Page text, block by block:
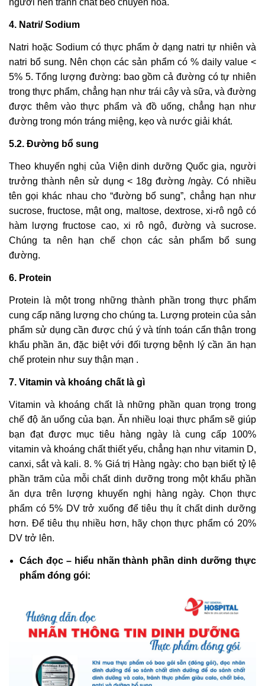
người nên tránh chất béo chuyển hóa.
4. Natri/ Sodium
Natri hoặc Sodium có thực phẩm ở dạng natri tự nhiên và
natri bổ sung. Nên chọn các sản phẩm có % daily value <
5% 5. Tổng lượng đường: bao gồm cả đường có tự nhiên
trong thực phẩm, chẳng hạn như trái cây và sữa, và đường
được thêm vào thực phẩm và đồ uống, chẳng hạn như
đường trong món tráng miệng, kẹo và nước giải khát.
5.2. Đường bổ sung
Theo khuyến nghị của Viện dinh dưỡng Quốc gia, người
trưởng thành nên sử dụng < 18g đường /ngày. Có nhiều
tên gọi khác nhau cho “đường bổ sung”, chẳng hạn như
sucrose, fructose, mật ong, maltose, dextrose, xi-rô ngô có
hàm lượng fructose cao, xi rô ngô, đường và sucrose.
Chúng ta nên hạn chế chọn các sản phẩm bổ sung
đường.
6. Protein
Protein là một trong những thành phần trong thực phẩm
cung cấp năng lượng cho chúng ta. Lượng protein của sản
phẩm sử dụng cần được chú ý và tính toán cẩn thận trong
khẩu phần ăn, đặc biệt với đối tượng bệnh lý cần ăn hạn
chế protein như suy thận mạn .
7. Vitamin và khoáng chất là gì
Vitamin và khoáng chất là những phần quan trọng trong
chế độ ăn uống của bạn. Ăn nhiều loại thực phẩm sẽ giúp
bạn đạt được mục tiêu hàng ngày là cung cấp 100%
vitamin và khoáng chất thiết yếu, chẳng hạn như vitamin D,
canxi, sắt và kali. 8. % Giá trị Hàng ngày: cho bạn biết tỷ lệ
phần trăm của mỗi chất dinh dưỡng trong một khẩu phần
ăn dựa trên lượng khuyến nghị hàng ngày. Chọn thực
phẩm có 5% DV trở xuống để tiêu thụ ít chất dinh dưỡng
hơn. Để tiêu thụ nhiều hơn, hãy chọn thực phẩm có 20%
DV trở lên.
Cách đọc – hiểu nhãn thành phần dinh dưỡng thực
phẩm đóng gói: